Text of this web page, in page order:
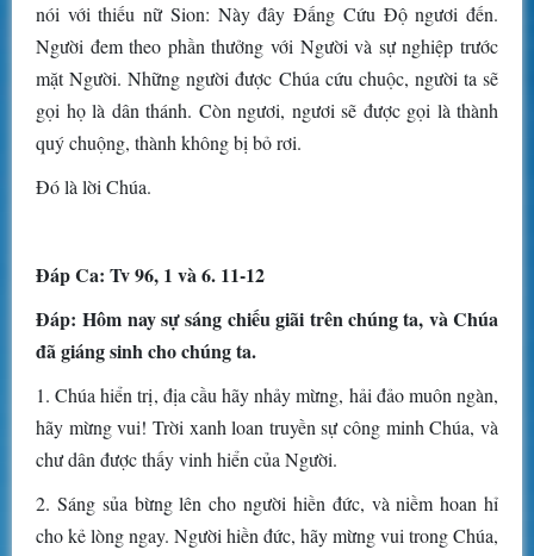
nói với thiếu nữ Sion: Này đây Ðấng Cứu Ðộ ngươi đến.
Người đem theo phần thưởng với Người và sự nghiệp trước
mặt Người. Những người được Chúa cứu chuộc, người ta sẽ
gọi họ là dân thánh. Còn ngươi, ngươi sẽ được gọi là thành
quý chuộng, thành không bị bỏ rơi.
Ðó là lời Chúa.
Ðáp Ca: Tv 96, 1 và 6. 11-12
Ðáp: Hôm nay sự sáng chiếu giãi trên chúng ta, và Chúa
đã giáng sinh cho chúng ta.
1. Chúa hiển trị, địa cầu hãy nhảy mừng, hải đảo muôn ngàn,
hãy mừng vui! Trời xanh loan truyền sự công minh Chúa, và
chư dân được thấy vinh hiển của Người.
2. Sáng sủa bừng lên cho người hiền đức, và niềm hoan hỉ
cho kẻ lòng ngay. Người hiền đức, hãy mừng vui trong Chúa,